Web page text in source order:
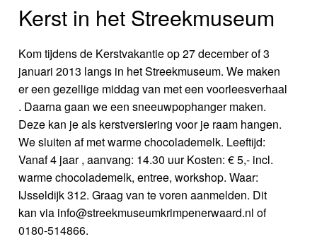
Kerst in het Streekmuseum
Kom tijdens de Kerstvakantie op 27 december of 3
januari 2013 langs in het Streekmuseum. We maken
er een gezellige middag van met een voorleesverhaal
. Daarna gaan we een sneeuwpophanger maken.
Deze kan je als kerstversiering voor je raam hangen.
We sluiten af met warme chocolademelk. Leeftijd:
Vanaf 4 jaar , aanvang: 14.30 uur Kosten: € 5,- incl.
warme chocolademelk, entree, workshop. Waar:
IJsseldijk 312. Graag van te voren aanmelden. Dit
kan via info@streekmuseumkrimpenerwaard.nl of
0180-514866.